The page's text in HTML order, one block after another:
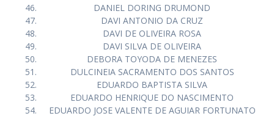
DANIEL DORING DRUMOND
DAVI ANTONIO DA CRUZ
DAVI DE OLIVEIRA ROSA
DAVI SILVA DE OLIVEIRA
DEBORA TOYODA DE MENEZES
DULCINEIA SACRAMENTO DOS SANTOS
EDUARDO BAPTISTA SILVA
EDUARDO HENRIQUE DO NASCIMENTO
EDUARDO JOSE VALENTE DE AGUIAR FORTUNATO